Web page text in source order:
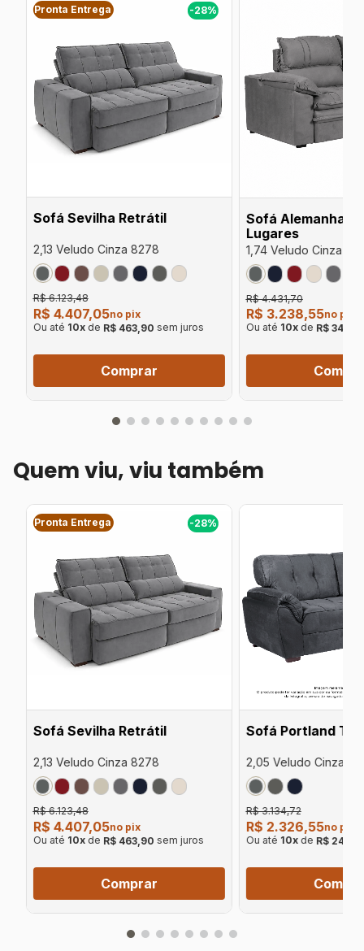
Pronta Entrega -28%
Sofá Sevilha Retrátil
2,13 Veludo Cinza 8278
R$ 6.123,48
R$ 4.407,05no pix
Ou até 10xde R$ 463,90 sem juros
Comprar
Sofá Alemanha
Lugares
1,74 Veludo Cinza
R$ 4.431,70
R$ 3.238,55no pix
Ou até 10xde R$
Quem viu, viu também
Pronta Entrega -28%
Sofá Sevilha Retrátil
2,13 Veludo Cinza 8278
R$ 6.123,48
R$ 4.407,05no pix
Ou até 10xde R$ 463,90 sem juros
Comprar
Sofá Portland
2,05 Veludo Cinza
R$ 3.134,72
R$ 2.326,55no pix
Ou até 10xde R$